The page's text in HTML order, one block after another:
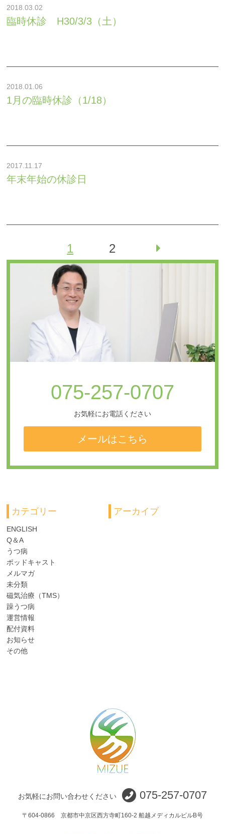
2018.03.02
臨時休診 H30/3/3（土）
2018.01.06
1月の臨時休診（1/18）
2017.11.17
年末年始の休診日
1 2
075-257-0707
お気軽にお電話ください
メールはこちら
カテゴリー
ENGLISH
Q＆A
うつ病
ポッドキャスト
メルマガ
未分類
磁気治療（TMS）
躁うつ病
運営情報
配付資料
お知らせ
その他
アーカイブ
お気軽にお問い合わせください 075-257-0707
〒604-0866 京都市中京区西方寺町160-2 船越メディカルビルB号